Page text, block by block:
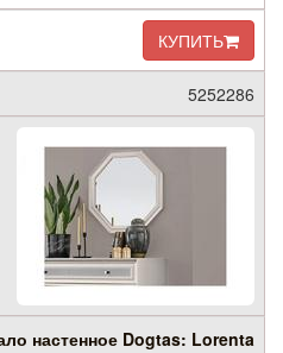
КУПИТЬ
5252286
настенное Dogtas: Lorenta